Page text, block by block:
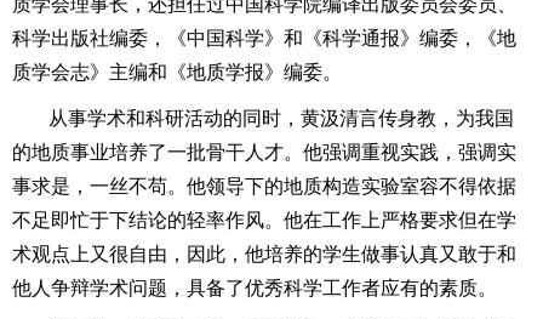
质学会理事长，还担任过中国科学院编译出版委员会委员、
科学出版社编委，《中国科学》和《科学通报》编委，《地
质学会志》主编和《地质学报》编委。
从事学术和科研活动的同时，黄汲清言传身教，为我国
的地质事业培养了一批骨干人才。他强调重视实践，强调实
事求是，一丝不苟。他领导下的地质构造实验室容不得依据
不足即忙于下结论的轻率作风。他在工作上严格要求但在学
术观点上又很自由，因此，他培养的学生做事认真又敢于和
他人争辩学术问题，具备了优秀科学工作者应有的素质。